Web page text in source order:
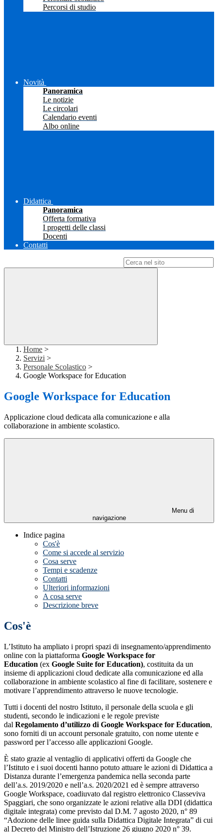
Percorsi di studio
Novità
Panoramica
Le notizie
Le circolari
Calendario eventi
Albo online
Didattica
Panoramica
Offerta formativa
I progetti delle classi
Docenti
Contatti
Home >
Servizi >
Personale Scolastico >
Google Workspace for Education
Google Workspace for Education
Applicazione cloud dedicata alla comunicazione e alla
collaborazione in ambiente scolastico.
Menu di
navigazione
Indice pagina
Cos'è
Come si accede al servizio
Cosa serve
Tempi e scadenze
Contatti
Ulteriori informazioni
A cosa serve
Descrizione breve
Cos'è
L’Istituto ha ampliato i propri spazi di insegnamento/apprendimento
online con la piattaforma Google Workspace for
Education (ex Google Suite for Education), costituita da un
insieme di applicazioni cloud dedicate alla comunicazione ed alla
collaborazione in ambiente scolastico al fine di facilitare, sostenere e
motivare l’apprendimento attraverso le nuove tecnologie.
Tutti i docenti del nostro Istituto, il personale della scuola e gli
studenti, secondo le indicazioni e le regole previste
dal Regolamento d’utilizzo di Google Workspace for Education,
sono forniti di un account personale gratuito, con nome utente e
password per l’accesso alle applicazioni Google.
È stato grazie al ventaglio di applicativi offerti da Google che
l’Istituto e i suoi docenti hanno potuto attuare le azioni di Didattica a
Distanza durante l’emergenza pandemica nella seconda parte
dell’a.s. 2019/2020 e nell’a.s. 2020/2021 ed è sempre attraverso
Google Workspace, coadiuvato dal registro elettronico Classeviva
Spaggiari, che sono organizzate le azioni relative alla DDI (didattica
digitale integrata) come previsto dal D.M. 7 agosto 2020, n° 89
“Adozione delle linee guida sulla Didattica Digitale Integrata” di cui
al Decreto del Ministro dell’Istruzione 26 giugno 2020 n° 39.